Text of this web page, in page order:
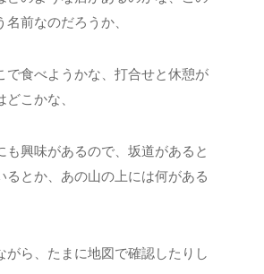
前なのだろうか、
で食べようかな、打合せと休憩が
こかな、
も興味があるので、坂道があると
るとか、あの山の上には何がある
がら、たまに地図で確認したりし